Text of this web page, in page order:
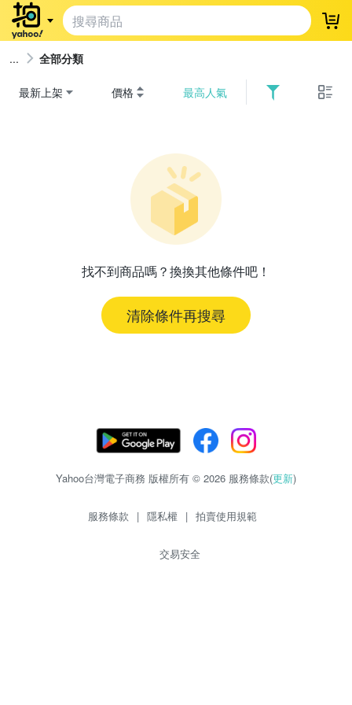
登
全部分類
最新上架 價格 最高人氣
找不到商品嗎？換換其他條件吧！
清除條件再搜尋
Yahoo台灣電子商務 版權所有 © 2026 服務條款(更新)
服務條款 | 隱私權 | 拍賣使用規範
交易安全